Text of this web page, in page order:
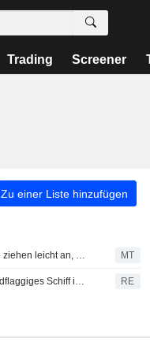
Trading Screener
Zu einer Liste hinzufügen
Öl- und Goldpreise ziehen leicht an, obwohl Iran Fortschritte bei Vereinbarung zur Wiederöffnung der Straße von Hormus bestätigt MT
Russland trifft fremdflaggiges Schiff im Schwarzen Meer der Ukraine, ein Toter, sagt Gouverneur von Odesa RE